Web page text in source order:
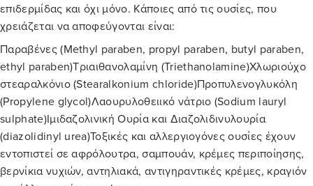
επιδερμίδας και όχι μόνο. Κάποιες από τις ουσίες, που
χρειάζεται να αποφεύγονται είναι:
Παραβένες (Methyl paraben, propyl paraben, butyl paraben,
ethyl paraben)Τριαιθανολαμίνη (Triethanolamine)Χλωριούχο
στεαραλκόνιο (Stearalkonium chloride)Προπυλενογλυκόλη
(Propylene glycol)Λαουρυλοθειικό νάτριο (Sodium lauryl
sulphate)Ιμιδαζολινική Ουρία και Διαζολιδινυλουρία
(diazolidinyl urea)Τοξικές και αλλεργιογόνες ουσίες έχουν
εντοπιστεί σε αφρόλουτρα, σαμπουάν, κρέμες περιποίησης,
βερνίκια νυχιών, αντηλιακά, αντιγηραντικές κρέμες, κραγιόν